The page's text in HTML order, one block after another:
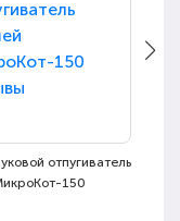
отпугиватель
150